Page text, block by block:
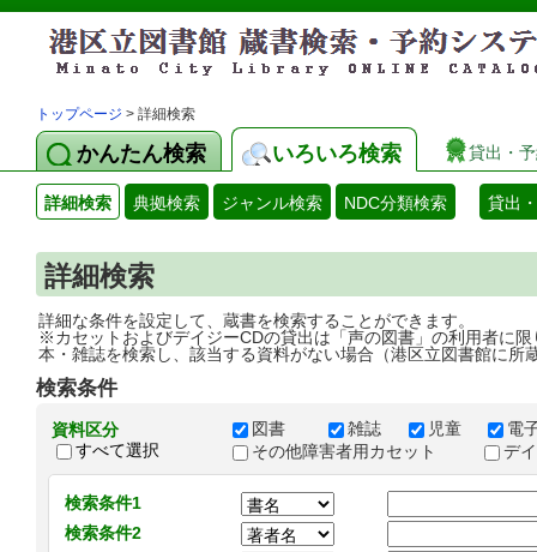
トップページ > 詳細検索
かんたん検索 いろいろ検索 貸出・
詳細検索 典拠検索 ジャンル検索 NDC分類検索 貸出
詳細検索
詳細な条件を設定して、蔵書を検索することができます。
※カセットおよびデイジーCDの貸出は「声の図書」の利用者に限
本・雑誌を検索し、該当する資料がない場合（港区立図書館に所
検索条件
資料区分
すべて選択
図書 雑誌 児童
電
その他障害者用カセット
デ
検索条件1
検索条件2